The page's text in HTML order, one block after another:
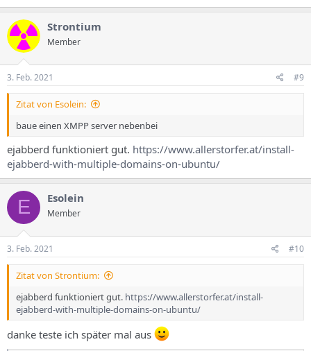
Strontium
Member
3. Feb. 2021 #9
Zitat von Esolein:
baue einen XMPP server nebenbei
ejabberd funktioniert gut. https://www.allerstorfer.at/install-
ejabberd-with-multiple-domains-on-ubuntu/
E Esolein
Member
3. Feb. 2021 #10
Zitat von Strontium:
ejabberd funktioniert gut. https://www.allerstorfer.at/install-
ejabberd-with-multiple-domains-on-ubuntu/
danke teste ich später mal aus